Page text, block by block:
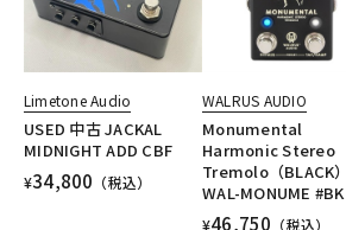
Limetone Audio
USED 中古 JACKAL
MIDNIGHT ADD CBF
¥34,800 （税込）
WALRUS AUDIO
Monumental
Harmonic Stereo
Tremolo（BLACK）
WAL-MONUME #BK
¥46,750 （税込）